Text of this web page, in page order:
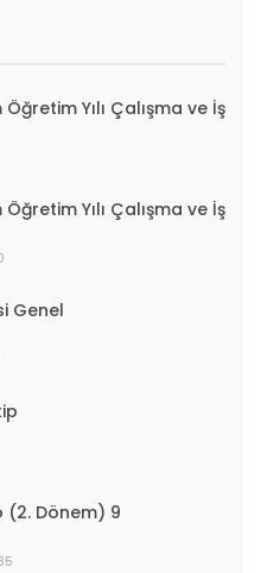
Yılı Çalışma ve İş
Yılı Çalışma ve İş
Genel
(2. Dönem) 9